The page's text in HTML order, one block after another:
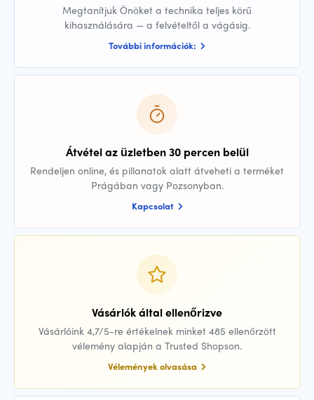
Megtanítjuk Önöket a technika teljes körű
kihasználására — a felvételtől a vágásig.
További információk:
Átvétel az üzletben 30 percen belül
Rendeljen online, és pillanatok alatt átveheti a terméket
Prágában vagy Pozsonyban.
Kapcsolat
Vásárlók által ellenőrizve
Vásárlóink 4,7/5-re értékelnek minket 485 ellenőrzött
vélemény alapján a Trusted Shopson.
Vélemények olvasása